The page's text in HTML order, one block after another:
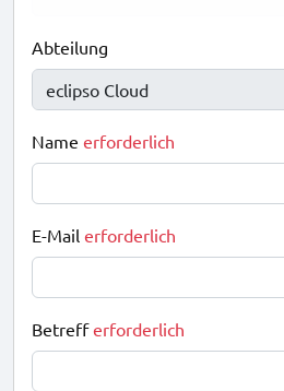
Abteilung
Name erforderlich
E-Mail erforderlich
Betrefferforderlich